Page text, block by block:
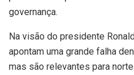
governança.
Na visão do presidente
apontam uma grande falha
mas são relevantes para